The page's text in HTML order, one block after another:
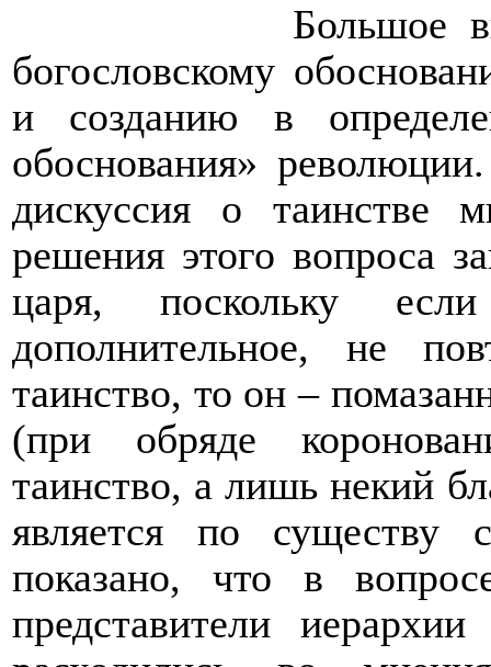
Большое
богословскому
и созданию в
обоснования»
дискуссия о таинстве
решения этого вопроса
царя, поскольку
дополнительное, не
таинство, то он –
(при обряде
таинство, а лишь некий
является по существу
показано, что в
представители